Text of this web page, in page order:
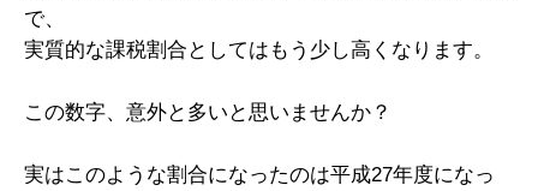
で、
実質的な課税割合としてはもう少し高くなります。
この数字、意外と多いと思いませんか？
実はこのような割合になったのは平成27年度になっ